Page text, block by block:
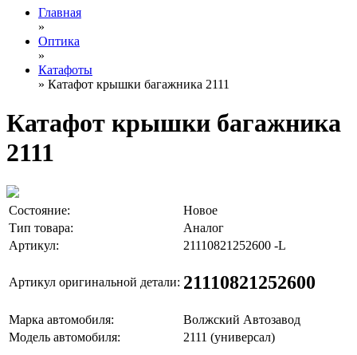
Главная
»
Оптика
»
Катафоты
» Катафот крышки багажника 2111
Катафот крышки багажника
2111
Состояние:
Новое
Тип товара:
Аналог
Артикул:
21110821252600 -L
Артикул оригинальной детали: 21110821252600
Марка автомобиля:
Волжский Автозавод
Модель автомобиля:
2111 (универсал)